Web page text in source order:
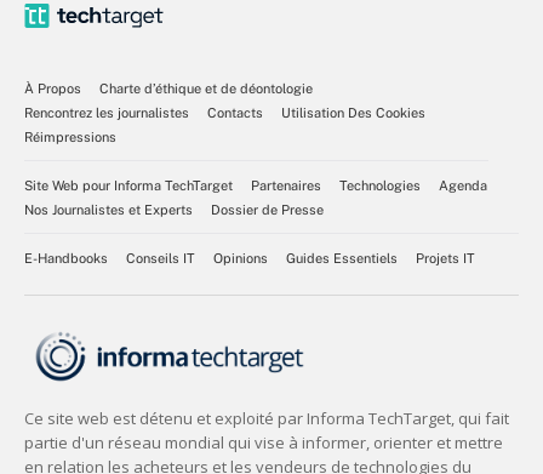
À Propos
Charte d’éthique et de déontologie
Rencontrez les journalistes
Contacts
Utilisation Des Cookies
Réimpressions
Site Web pour Informa TechTarget Partenaires Technologies
Agenda
Nos Journalistes et Experts
Dossier de Presse
E-Handbooks Conseils IT Opinions Guides Essentiels Projets IT